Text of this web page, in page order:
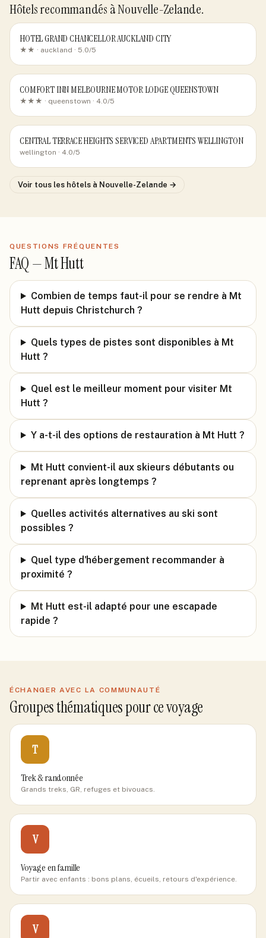
Hôtels recommandés à Nouvelle-Zelande.
HOTEL GRAND CHANCELLOR AUCKLAND CITY
★★ · auckland · 5.0/5
COMFORT INN MELBOURNE MOTOR LODGE QUEENSTOWN
★★★ · queenstown · 4.0/5
CENTRAL TERRACE HEIGHTS SERVICED APARTMENTS WELLINGTON
wellington · 4.0/5
Voir tous les hôtels à Nouvelle-Zelande →
QUESTIONS FRÉQUENTES
FAQ —Mt Hutt
Combien de temps faut-il pour se rendre à Mt
Hutt depuis Christchurch ?
Quels types de pistes sont disponibles à Mt
Hutt ?
Quel est le meilleur moment pour visiter Mt
Hutt ?
Y a-t-il des options de restauration à Mt Hutt ?
Mt Hutt convient-il aux skieurs débutants ou
reprenant après longtemps ?
Quelles activités alternatives au ski sont
possibles ?
Quel type d'hébergement recommander à
proximité ?
Mt Hutt est-il adapté pour une escapade
rapide ?
ÉCHANGER AVEC LA COMMUNAUTÉ
Groupes thématiques pour ce voyage
T
Trek & randonnée
Grands treks, GR, refuges et bivouacs.
V
Voyage en famille
Partir avec enfants : bons plans, écueils, retours d'expérience.
V